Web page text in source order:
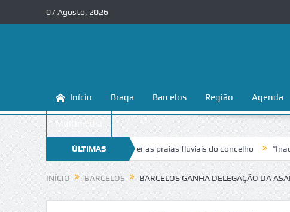
07 Agosto, 2026
Início Braga Barcelos Região Agenda
Multimédia
ÚLTIMAS
NOTÍCIAS
a conhecer e proteger as praias fluviais do concelho
INÍCIO BARCELOS BARCELOS GANHA DELEGAÇÃO DA